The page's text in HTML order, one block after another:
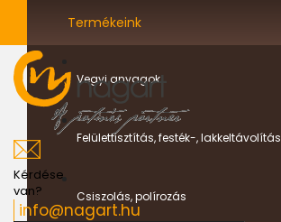
Termékeink
Vegyi anyagok
Felülettisztítás, festék-, lakkeltávolítás
Csiszolás, polírozás
Kérdése
van?
info@nagart.hu